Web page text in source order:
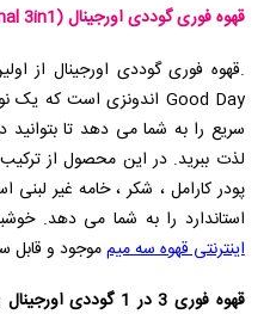
قهوه فوری گوددی اورجینال3in1)
.قهوه فوری گوددی اورجینال از
Good Day اندونزی است که یک
سریع را به شما می دهد تا
لذت ببرید. در این محصول از
پودر کارامل ، شکر ، خامه غیر
استاندارد را به شما می دهد.
اینترنتی قهوه سه میمموجود و
قهوه فوری 3 در 1